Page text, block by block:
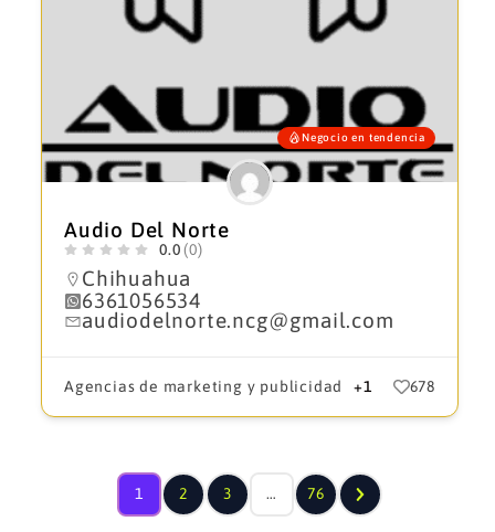
Negocio en tendencia
Audio Del Norte
0.0 (0)
Chihuahua
6361056534
audiodelnorte.ncg@gmail.com
Agencias de marketing y publicidad +1 678
1 2 3 … 76